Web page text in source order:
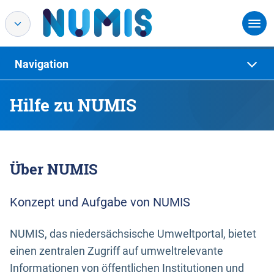
Hilfe zu NUMIS
Navigation
Über NUMIS
Konzept und Aufgabe von NUMIS
NUMIS, das niedersächsische Umweltportal, bietet
einen zentralen Zugriff auf umweltrelevante
Informationen von öffentlichen Institutionen und